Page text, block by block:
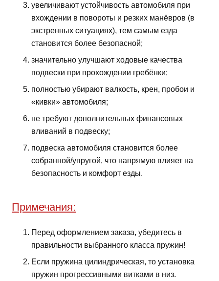
увеличивают устойчивость автомобиля при
вхождении в повороты и резких манёвров (в
экстренных ситуациях), тем самым езда
становится более безопасной;
значительно улучшают ходовые качества
подвески при прохождении гребёнки;
полностью убирают валкость, крен, пробои и
«кивки» автомобиля;
не требуют дополнительных финансовых
вливаний в подвеску;
подвеска автомобиля становится более
собранной/упругой, что напрямую влияет на
безопасность и комфорт езды.
Примечания:
Перед оформлением заказа, убедитесь в
правильности выбранного класса пружин!
Если пружина цилиндрическая, то установка
пружин прогрессивными витками в низ.